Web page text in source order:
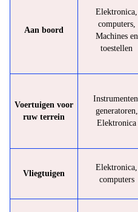
Aan boord
Elektronica,
computers,
Machines en
toestellen
Voertuigen voor
ruw terrein
Instrumenten,
generatoren,
Elektronica
Vliegtuigen
Elektronica,
computers